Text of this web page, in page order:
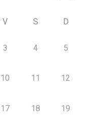
V S D
3 4 5
10 11 12
17 18 19